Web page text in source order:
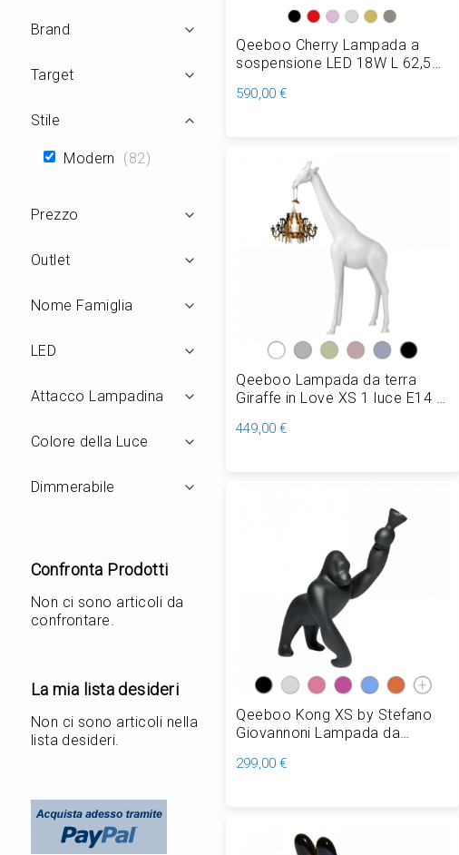
Qeeboo Cherry Lampada a
sospensione LED 18W L 62,5
590,00 €
Qeeboo Lampada da terra
Giraffe in Love XS 1 luce E14 H
449,00 €
Qeeboo Kong XS by Stefano
Giovannoni Lampada da
4,5W H 53 cm
299,00 €
Brand
Target
Stile
Modern 82
Prezzo
Outlet
Nome Famiglia
LED
Attacco Lampadina
Colore della Luce
Dimmerabile
Confronta Prodotti
Non ci sono articoli da
confrontare.
La mia lista desideri
Non ci sono articoli nella
lista desideri.